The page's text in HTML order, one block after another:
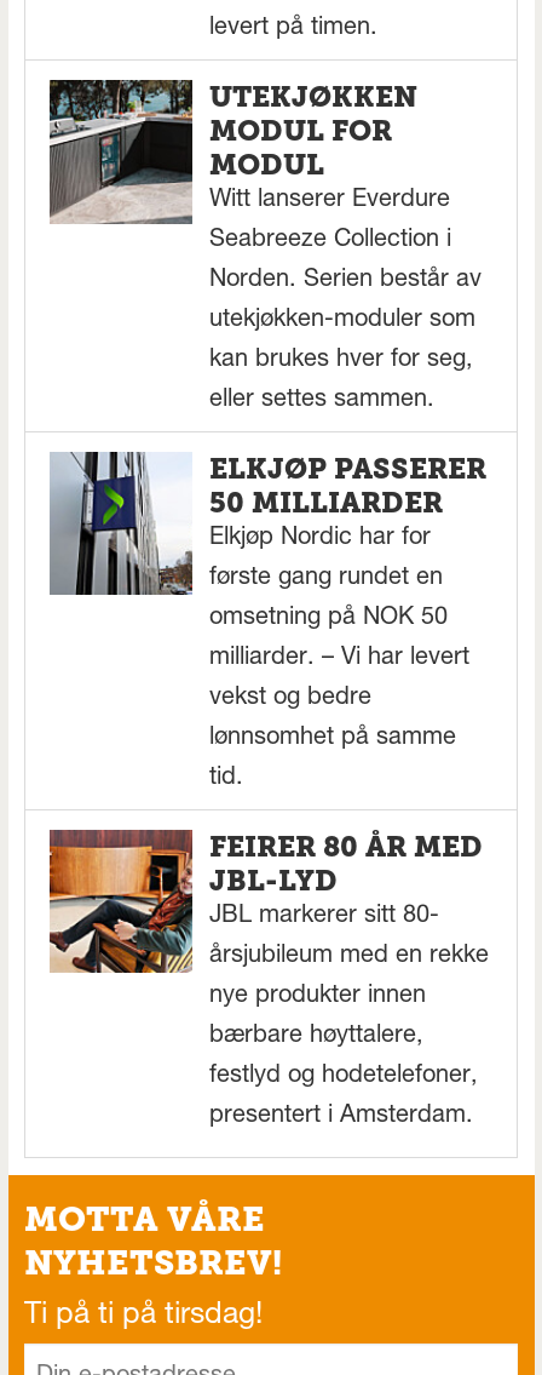
levert på timen.
UTEKJØKKEN
MODUL FOR
MODUL
Witt lanserer Everdure
Seabreeze Collection i
Norden. Serien består av
utekjøkken-moduler som
kan brukes hver for seg,
eller settes sammen.
ELKJØP PASSERER
50 MILLIARDER
Elkjøp Nordic har for
første gang rundet en
omsetning på NOK 50
milliarder. – Vi har levert
vekst og bedre
lønnsomhet på samme
tid.
FEIRER 80 ÅR MED
JBL-LYD
JBL markerer sitt 80-
årsjubileum med en rekke
nye produkter innen
bærbare høyttalere,
festlyd og hodetelefoner,
presentert i Amsterdam.
MOTTA VÅRE
NYHETSBREV!
Ti på ti på tirsdag!